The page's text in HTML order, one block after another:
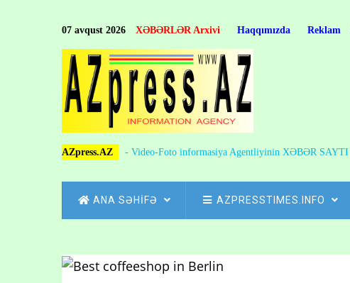
07 avqust 2026 XƏBƏRLƏR Arxivi Haqqımızda Reklam
AZpress.AZ - Video-Foto informasiya Agentliyinin XƏBƏR SAYTI
MAIN
NAVIGATION
ANA SƏHİFƏ AZPRESSTIMES.INFO
Breadcrumb